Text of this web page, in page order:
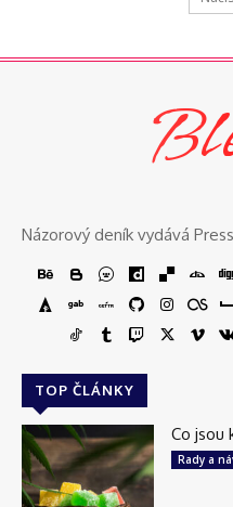
Názorový deník vydává
TOP ČLÁNKY
Co jsou
Rady a